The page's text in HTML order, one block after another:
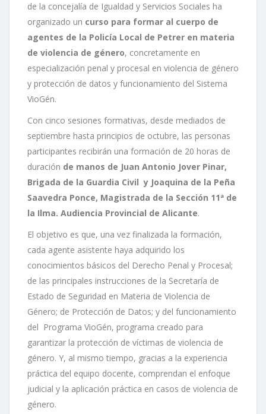
de la concejalía de Igualdad y Servicios Sociales ha
organizado un curso para formar al cuerpo de
agentes de la Policía Local de Petrer en materia
de violencia de género, concretamente en
especialización penal y procesal en violencia de género
y protección de datos y funcionamiento del Sistema
VioGén.
Con cinco sesiones formativas, desde mediados de
septiembre hasta principios de octubre, las personas
participantes recibirán una formación de 20 horas de
duración de manos de Juan Antonio Jover Pinar,
Brigada de la Guardia Civil y Joaquina de la Peña
Saavedra Ponce, Magistrada de la Sección 11ª de
la Ilma. Audiencia Provincial de Alicante.
El objetivo es que, una vez finalizada la formación,
cada agente asistente haya adquirido los
conocimientos básicos del Derecho Penal y Procesal;
de las principales instrucciones de la Secretaría de
Estado de Seguridad en Materia de Violencia de
Género; de Protección de Datos; y del funcionamiento
del Programa VioGén, programa creado para
garantizar la protección de víctimas de violencia de
género. Y, al mismo tiempo, gracias a la experiencia
práctica del equipo docente, comprendan el enfoque
judicial y la aplicación práctica en casos de violencia de
género.